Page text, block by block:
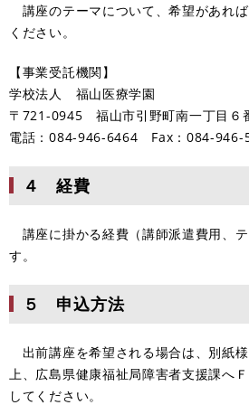
講座のテーマについて、希望があれ
ください。
【事業受託機関】
学校法人 福山医療学園
〒721-0945 福山市引野町南一丁目６
電話：084-946-6464 Fax：084-946-
４ 経費
講座に掛かる経費（講師派遣費用、
す。
５ 申込方法
出前講座を希望される場合は、別紙
上、広島県健康福祉局障害者支援課へ
してください。